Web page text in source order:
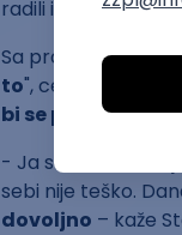
radili i kada vidite
Sa profesorom se
to", ceo svet
bi se pratili
- Ja sam od
sebi nije teško.
dovoljno – kaže